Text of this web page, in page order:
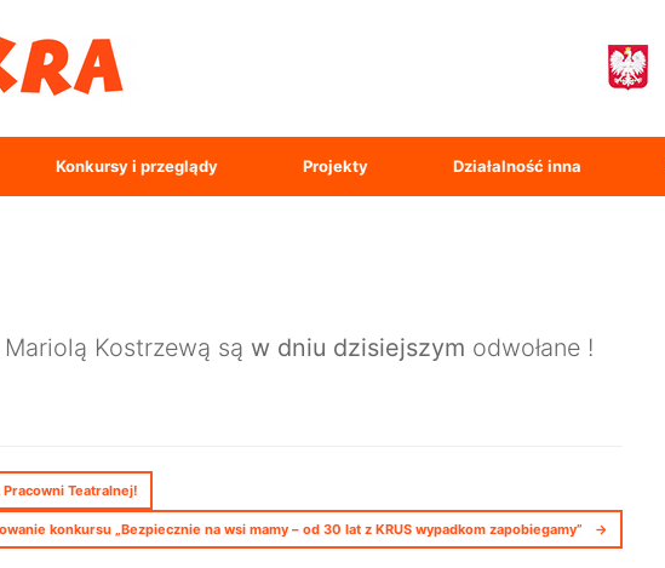
Konkursy i przeglądy Projekty Działalność inna
Kostrzewą są w dniu dzisiejszym odwołane !
Teatralnej!
konkursu „Bezpiecznie na wsi mamy – od 30 lat z KRUS wypadkom zapobiegamy” →